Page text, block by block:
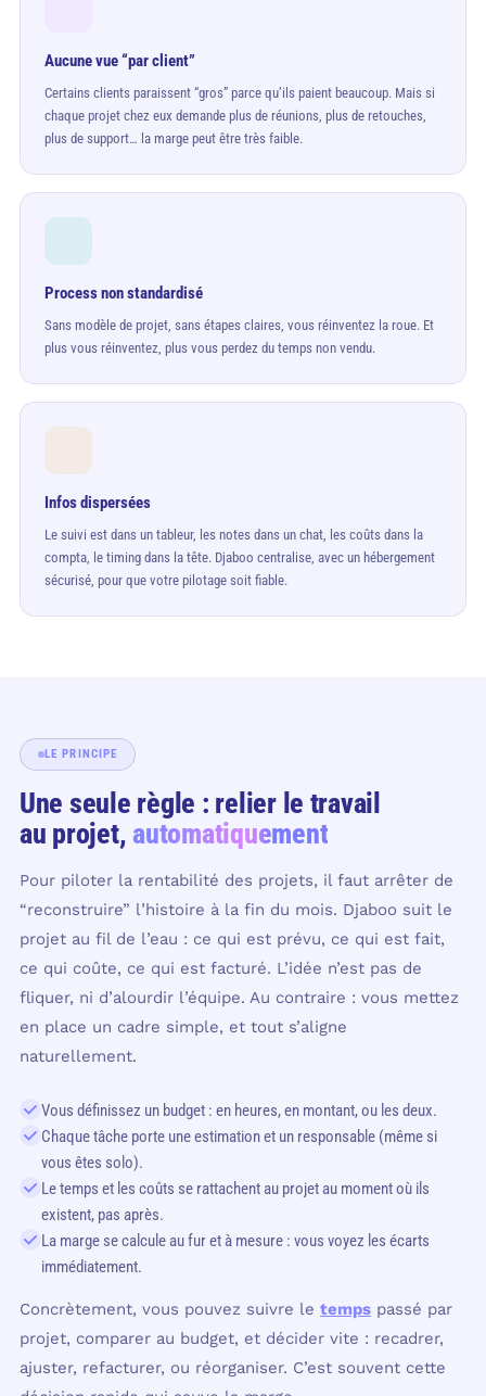
Aucune vue “par client”
Certains clients paraissent “gros” parce qu’ils paient beaucoup. Mais si
chaque projet chez eux demande plus de réunions, plus de retouches,
plus de support… la marge peut être très faible.
Process non standardisé
Sans modèle de projet, sans étapes claires, vous réinventez la roue. Et
plus vous réinventez, plus vous perdez du temps non vendu.
Infos dispersées
Le suivi est dans un tableur, les notes dans un chat, les coûts dans la
compta, le timing dans la tête. Djaboo centralise, avec un hébergement
sécurisé, pour que votre pilotage soit fiable.
LE PRINCIPE
Une seule règle : relier le travail
au projet, automatiquement
Pour piloter la rentabilité des projets, il faut arrêter de
“reconstruire” l’histoire à la fin du mois. Djaboo suit le
projet au fil de l’eau : ce qui est prévu, ce qui est fait,
ce qui coûte, ce qui est facturé. L’idée n’est pas de
fliquer, ni d’alourdir l’équipe. Au contraire : vous mettez
en place un cadre simple, et tout s’aligne
naturellement.
Vous définissez un budget : en heures, en montant, ou les deux.
Chaque tâche porte une estimation et un responsable (même si
vous êtes solo).
Le temps et les coûts se rattachent au projet au moment où ils
existent, pas après.
La marge se calcule au fur et à mesure : vous voyez les écarts
immédiatement.
Concrètement, vous pouvez suivre le temps passé par
projet, comparer au budget, et décider vite : recadrer,
ajuster, refacturer, ou réorganiser. C’est souvent cette